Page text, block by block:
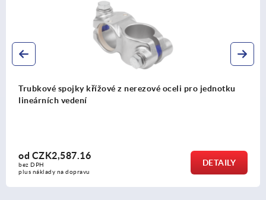
Trubkové spojky křížové z nerezové oceli pro jednotku
lineárních vedení
od CZK2,587.16
bez DPH
plus náklady na dopravu
DETAILY